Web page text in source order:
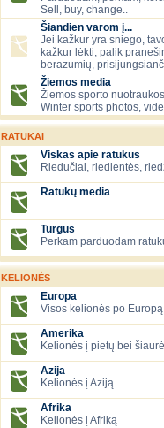
Sell, buy, change..
Šiandien varom į...
Jei kažkur yra sniego,
kažkur lėkti, palik
berazumių,
Žiemos media
Žiemos sporto
Winter sports photos,
RATUKAI
Viskas apie ratukus
Riedučiai, riedlentės,
Ratukų media
Turgus
Perkam parduodam
KELIONĖS
Europa
Visos kelionės po
Amerika
Kelionės į pietų bei
Azija
Kelionės į Aziją
Afrika
Kelionės į Afriką